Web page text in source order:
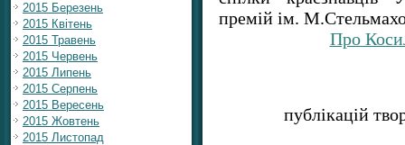
2015 Березень
2015 Квітень
2015 Травень
2015 Червень
2015 Липень
2015 Серпень
2015 Вересень
2015 Жовтень
2015 Листопад
премій ім.
Про
публікацій